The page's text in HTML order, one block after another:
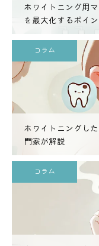
ホワイトニング用
を最大化するポイ
コラム
ホワイトニングし
門家が解説
コラム